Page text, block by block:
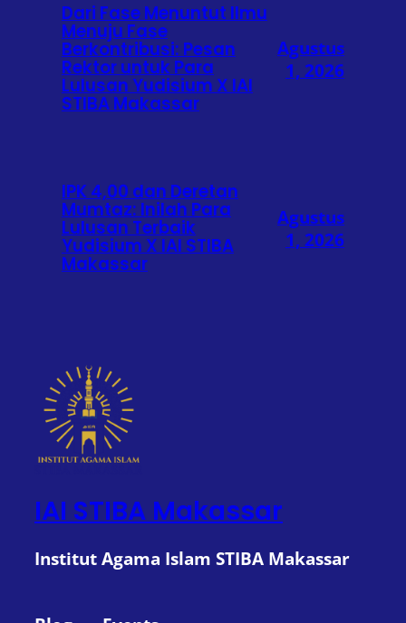
Dari Fase Menuntut Ilmu
Menuju Fase
Berkontribusi: Pesan
Rektor untuk Para
Lulusan Yudisium X IAI
STIBA Makassar
Agustus
1, 2026
IPK 4,00 dan Deretan
Mumtaz: Inilah Para
Lulusan Terbaik
Yudisium X IAI STIBA
Makassar
Agustus
1, 2026
IAI STIBA Makassar
Institut Agama Islam STIBA Makassar